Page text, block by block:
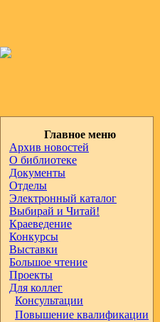
Главное меню
Архив новостей
О библиотеке
Документы
Отделы
Электронный каталог
Выбирай и Читай!
Краеведение
Конкурсы
Выставки
Большое чтение
Проекты
Для коллег
Консультации
Повышение квалификации